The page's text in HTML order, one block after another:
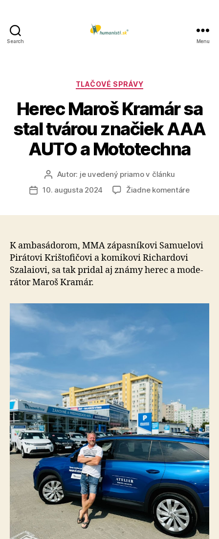
Search Menu
Kategórie
TLAČOVÉ SPRÁVY
Herec Maroš Kramár sa
stal tvárou značiek AAA
AUTO a Mototechna
Autor
článku
Autor: je uvedený priamo v článku
Dátum
10. augusta 2024 Žiadne komentárena
stal
značiek
AAA
K ambasádorom, MMA zápasníkovi Samuelovi
Pi­rá­to­vi Krišto­fi­čo­vi a ko­mi­ko­vi Richardovi
Szalaiovi, sa tak pridal aj známy herec a mo­de­
rá­tor Maroš Kramár.